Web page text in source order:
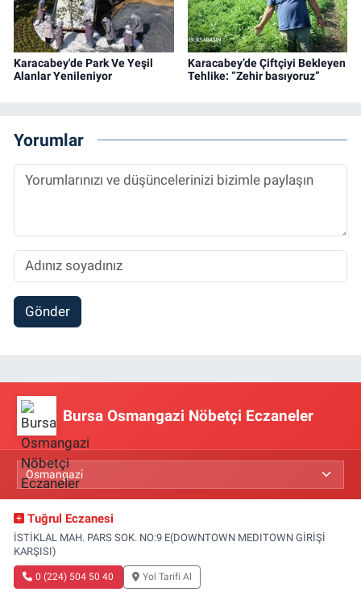
Karacabey'de Park Ve Yeşil
Alanlar Yenileniyor
Karacabey’de Çiftçiyi Bekleyen
Tehlike: “Zehir basıyoruz”
Yorumlar
Gönder
Bursa Osmangazi Nöbetçi Eczaneler
Tuğrul Eczanesi
İSTİKLAL MAH. PARS SOK. NO:9 E(DOWNTOWN MEDITOWN GİRİŞİ
KARŞISI)
0 (224) 504 50 40 Yol Tarifi Al